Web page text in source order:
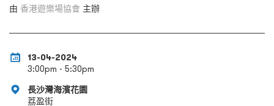
由 香港遊樂場協會 主辦
13-04-2024
3:00pm - 5:30pm
長沙灣海濱花園
荔盈街